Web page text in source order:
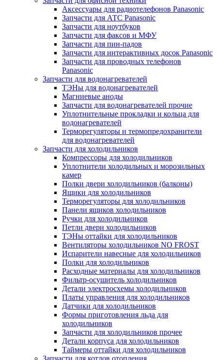
Аксессуары для радиотелефонов Panasonic
Запчасти для АТС Panasonic
Запчасти для ноутбуков
Запчасти для факсов и МФУ
Запчасти для пин-падов
Запчасти для интерактивных досок Panasonic
Запчасти для проводных телефонов
Panasonic
Запчасти для водонагревателей
ТЭНы для водонагревателей
Магниевые аноды
Запчасти для водонагревателей прочие
Уплотнительные прокладки и кольца для
водонагревателей
Терморегуляторы и термопредохранители
для водонагревателей
Запчасти для холодильников
Компрессоры для холодильников
Уплотнители холодильных и морозильных
камер
Полки двери холодильников (балконы)
Ящики для холодильников
Терморегуляторы для холодильников
Панели ящиков холодильников
Ручки для холодильников
Петли двери холодильников
ТЭНы оттайки для холодильников
Вентиляторы холодильников NO FROST
Испарители навесные для холодильников
Полки для холодильников
Расходные материалы для холодильников
Фильтр-осушитель холодильников
Детали электросхемы холодильников
Платы управления для холодильников
Датчики для холодильников
Формы приготовления льда для
холодильников
Запчасти для холодильников прочее
Детали корпуса для холодильников
Таймеры оттайки для холодильников